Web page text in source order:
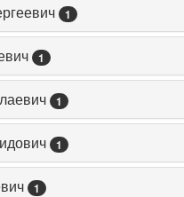
1
1
1
1
1